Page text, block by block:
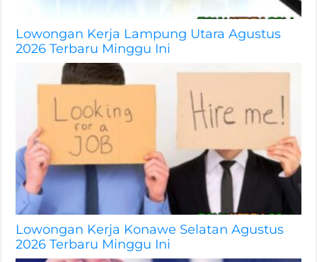
Lowongan Kerja Lampung Utara Agustus
2026 Terbaru Minggu Ini
Lowongan Kerja Konawe Selatan Agustus
2026 Terbaru Minggu Ini